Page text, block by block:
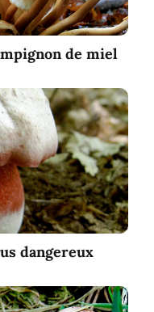
de miel
dangereux